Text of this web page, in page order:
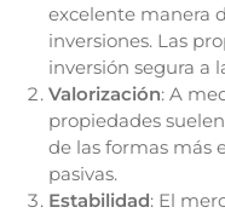
excelente manera
inversiones. Las
inversión segura a
Valorización: A
propiedades
de las formas más
pasivas.
Estabilidad: El